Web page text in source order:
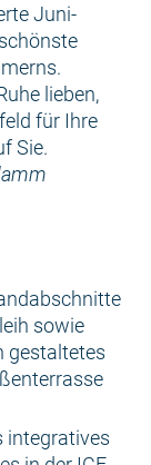
Juni-
lieben,
für Ihre
Sie.
sowie
gestaltetes
integratives